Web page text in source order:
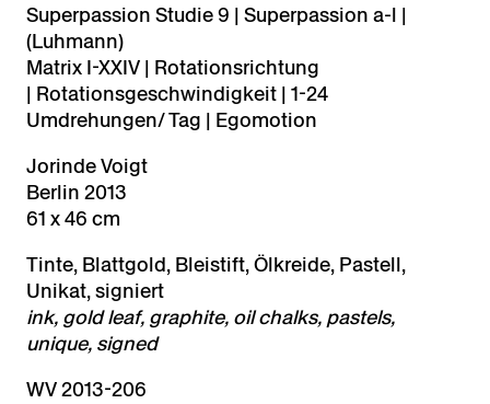
Superpassion Studie 9 | Superpassion a-l |
(Luhmann)
Matrix I-XXIV | Rotationsrichtung
| Rotationsgeschwindigkeit | 1-24
Umdrehungen/ Tag | Egomotion
Jorinde Voigt
Berlin 2013
61 x 46 cm
Tinte, Blattgold, Bleistift, Ölkreide, Pastell,
Unikat, signiert
ink, gold leaf, graphite, oil chalks, pastels,
unique, signed
WV 2013-206